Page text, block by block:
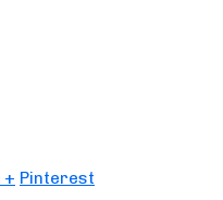
+ Pinterest